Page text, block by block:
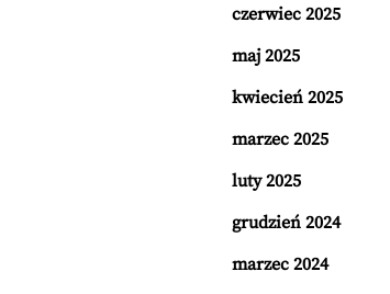
czerwiec 2025
maj 2025
kwiecień 2025
marzec 2025
luty 2025
grudzień 2024
marzec 2024